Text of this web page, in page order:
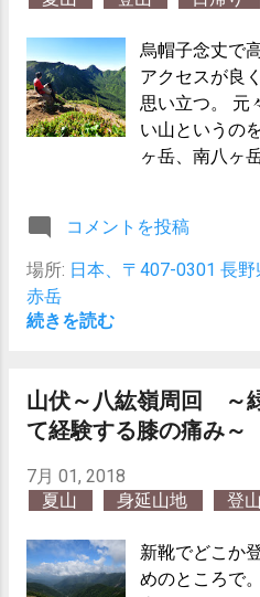
通り。 駒ヶ根
ヒュッテで宿
⇨木曽駒ケ岳
ス⇨徒歩⇨駒ヶ
八ヶ岳以来膝
ップ。 そのま
ェイで降りま
烏帽子念丈で
アクセスが良
思い立つ。 元
い山というの
ヶ岳、南八ヶ
ではなく周回
を選択。 八ヶ
コメントを投稿
場所: 日本、〒407-0301 長
赤岳
続きを読む
山伏～八紘嶺周回 ～
て経験する膝の痛み～
7月 01, 2018
夏山
身延山地 登山
新靴でどこか
めのところで